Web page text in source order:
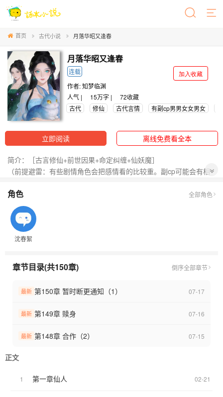
首页 古代小说 月落华昭又逢春
月落华昭又逢春
连载
加入收藏
作者:知梦临渊
人气 |
15万字 | 72收藏
古代
修仙 古代言情 有副cp男男女女男女
立即阅读 离线免费看全本
简介：［古言修仙+前世因果+命定纠缠+仙妖魔］
（前提避雷：有些剧情角色会把感情看的比较重。副cp可能会有相
沈春絮本是山间小户的女儿，被父母逼迫嫁与富家公子为妾，在仙
人的帮助下杀人逃离听城，遇弟子萧雨安，“碰瓷”他借他之手脱离，
一路磕磕绊绊试图掌握自己的命运
直到后来才发现自己身世如雾，前路未卜。
一朝踏入仙门，遇温润少年许她安稳，遇嘴硬心软的师姐赠她暖
天真与算计交织，恩义与仇怨难辨，当封印破碎，前尘翻涌，她才
知自己的命运从不是自己的。
有人以魂相护，有人以命相搏，有人在尘埃里等她一句“好久不见”。
她要亲手撕碎宿命的网，在刀光剑影里，寻回属于自己的光。
又名《拂春渡》
角色 全部角色
沈春絮
章节目录(共150章) 倒序全部章节
最新 第150章 暂时断更通知（1） 07-17
最新 第149章 赎身 07-16
最新 第148章 合作（2） 07-15
正文
1 第一章仙人 02-21